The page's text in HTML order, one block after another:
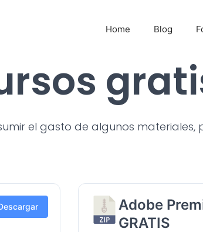
Home Blog
el gasto de algunos materiales,
Adobe
GRATIS